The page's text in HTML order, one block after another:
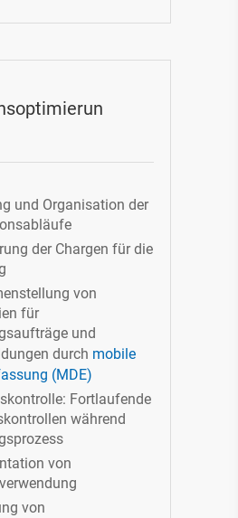
und Organisation der
der Chargen für die
von
für
und
durch mobile
(MDE)
Fortlaufende
während
von
von